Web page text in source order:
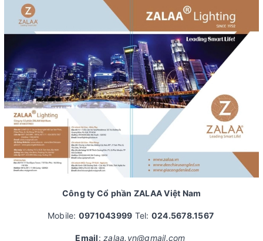
Công ty Cổ phần ZALAA Việt Nam
Mobile: 0971043999 Tel: 024.5678.1567
Email: zalaa.vn@gmail.com